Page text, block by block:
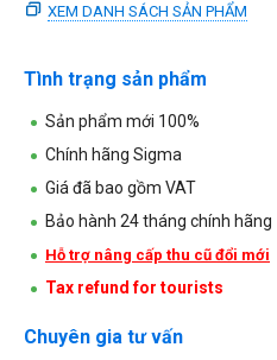
XEM DANH SÁCH SẢN PHẨM
Tình trạng sản phẩm
Sản phẩm mới 100%
Chính hãng Sigma
Giá đã bao gồm VAT
Bảo hành 24 tháng chính hãng
Hỗ trợ nâng cấp thu cũ đổi mới
Tax refund for tourists
Chuyên gia tư vấn